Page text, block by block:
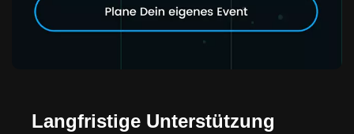
Langfristige Unterstützung